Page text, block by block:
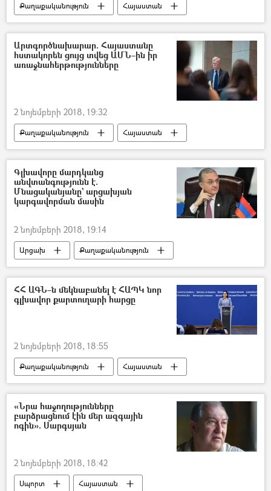
Քաղաքականություն Հայաստան
Արտգործնախարար. Հայաստանը
հստակորեն ցույց տվեց ԱՄՆ–ին իր
առաջնահերթությունները
2 նոյեմբերի 2018, 19:32
Քաղաքականություն
Հայաստան
Աշխարհ
Գլխավորը մարդկանց
անվտանգությունն է.
Մնացականյանը` արցախյան
կարգավորման մասին
2 նոյեմբերի 2018, 19:14
Արցախ
Քաղաքականություն
Հայաստան
ՀՀ ԱԳՆ–ն մեկնաբանել է ՀԱՊԿ նոր
գլխավոր քարտուղարի հարցը
2 նոյեմբերի 2018, 18:55
Քաղաքականություն
Հայաստան
Ռուսաստան
Աշխարհ
Հավաքական անվտանգության պայմանագիր կազմակերպություն (ՀԱՊԿ)
«Նրա հաջողությունները
բարձրացնում էին մեր ազգային
ոգին». Սարգսյան
2 նոյեմբերի 2018, 18:42
Սպորտ Հայաստան